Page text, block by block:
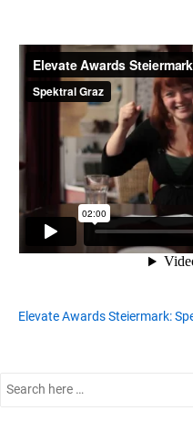
Elevate Awards Steiermark:
Search